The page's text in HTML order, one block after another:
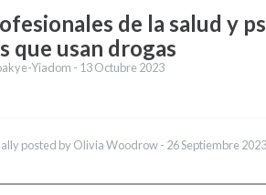
de la salud y
que usan drogas
Yiadom - 13 Octubre 2023
posted by Olivia Woodrow - 26 Septiembre 2023